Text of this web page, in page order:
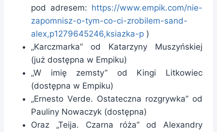
pod adresem: https://www.empik.com/nie-
zapomnisz-o-tym-co-ci-zrobilem-sand-
alex,p1279645246,ksiazka-p )
„Karczmarka” od Katarzyny Muszyńskiej
(już dostępna w Empiku)
„W imię zemsty” od Kingi Litkowiec
(dostępna w Empiku)
„Ernesto Verde. Ostateczna rozgrywka” od
Pauliny Nowaczyk (dostępna)
Oraz „Teija. Czarna róża” od Alexandry